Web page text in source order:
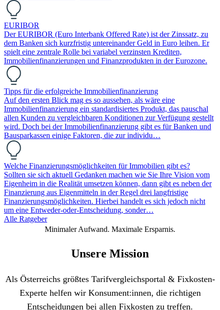
EURIBOR
Der EURIBOR (Euro Interbank Offered Rate) ist der Zinssatz, zu
dem Banken sich kurzfristig untereinander Geld in Euro leihen. Er
spielt eine zentrale Rolle bei variabel verzinsten Krediten,
Immobilienfinanzierungen und Finanzprodukten in der Eurozone.
Tipps für die erfolgreiche Immobilienfinanzierung
Auf den ersten Blick mag es so aussehen, als wäre eine
Immobilienfinanzierung ein standardisiertes Produkt, das pauschal
allen Kunden zu vergleichbaren Konditionen zur Verfügung gestellt
wird. Doch bei der Immobilienfinanzierung gibt es für Banken und
Bausparkassen einige Faktoren, die zur individu…
Welche Finanzierungsmöglichkeiten für Immobilien gibt es?
Sollten sie sich aktuell Gedanken machen wie Sie Ihre Vision vom
Eigenheim in die Realität umsetzen können, dann gibt es neben der
Finanzierung aus Eigenmitteln in der Regel drei langfristige
Finanzierungsmöglichkeiten. Hierbei handelt es sich jedoch nicht
um eine Entweder-oder-Entscheidung, sonder…
Alle Ratgeber
Minimaler Aufwand. Maximale Ersparnis.
Unsere Mission
Als Österreichs größtes Tarifvergleichsportal & Fixkosten-
Experte helfen wir Konsument:innen, die richtigen
Entscheidungen bei allen Fixkosten zu treffen.